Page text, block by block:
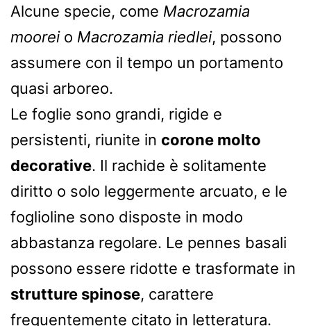
Alcune specie, come Macrozamia
mooreio Macrozamia riedlei, possono
assumere con il tempo un portamento
quasi arboreo.
Le foglie sono grandi, rigide e
persistenti, riunite in corone molto
decorative. Il rachide è solitamente
diritto o solo leggermente arcuato, e le
foglioline sono disposte in modo
abbastanza regolare. Le pennes basali
possono essere ridotte e trasformate in
strutture spinose, carattere
frequentemente citato in letteratura.